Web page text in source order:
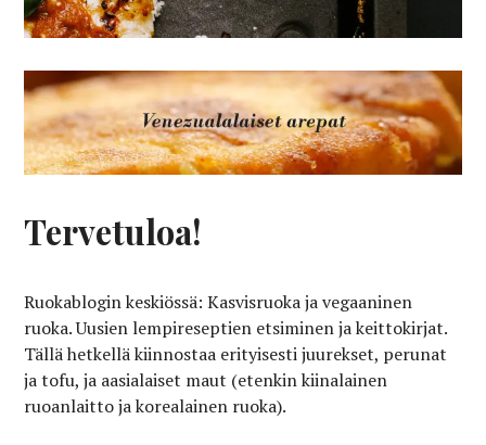
Tervetuloa!
Ruokablogin keskiössä: Kasvisruoka ja vegaaninen
ruoka. Uusien lempireseptien etsiminen ja keittokirjat.
Tällä hetkellä kiinnostaa erityisesti juurekset, perunat
ja tofu, ja aasialaiset maut (etenkin kiinalainen
ruoanlaitto ja korealainen ruoka).